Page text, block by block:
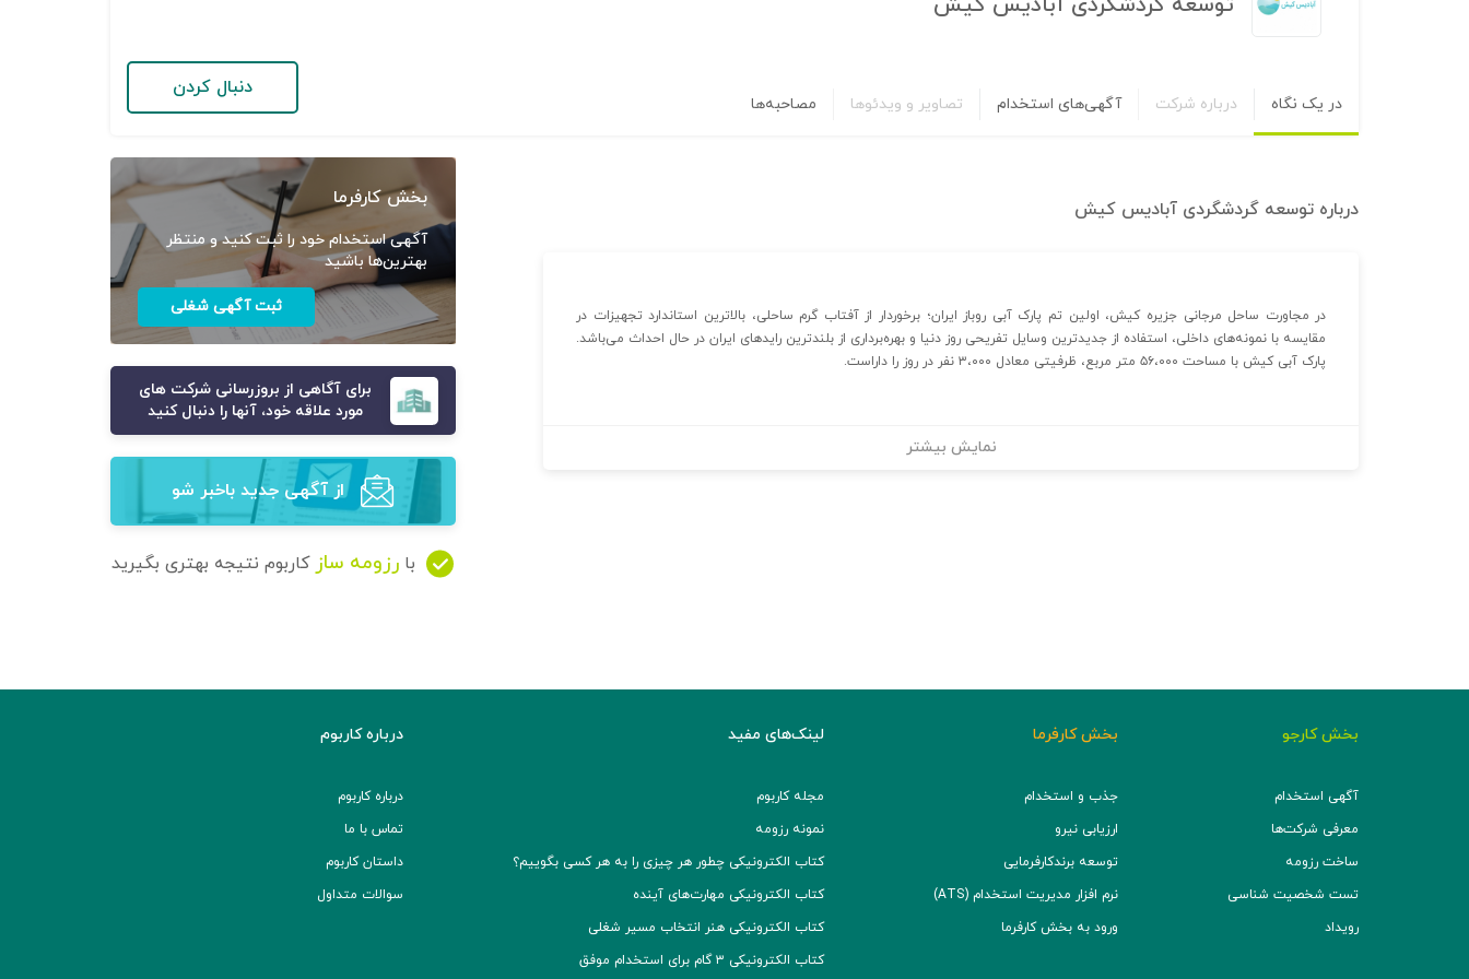
در یک نگاه درباره شرکت آگهی‌های استخدام تصاویر و ویدئوها مصاحبه‌ها
دنبال کردن
درباره توسعه گردشگردی آبادیس کیش
در مجاورت ساحل مرجانی جزیره کیش، اولین تم پارک آبی روباز ایران؛ برخوردار از آفتاب گرم ساحلی، بالاترین استاندارد تجهیزات در
مقایسه با نمونه‌های داخلی، استفاده از جدیدترین وسایل تفریحی روز دنیا و بهره‌برداری از بلندترین رایدهای ایران در حال احداث می‌باشد.
پارک آبی کیش با مساحت ۵۶،۰۰۰ متر مربع، ظرفیتی معادل ۳،۰۰۰ نفر در روز را داراست.
نمایش بیشتر
بخش کارفرما
آگهی استخدام خود را ثبت کنید و منتظر
بهترین‌ها باشید
ثبت آگهی شغلی
برای آگاهی از بروزرسانی شرکت های
مورد علاقه خود، آنها را دنبال کنید
از آگهی‌ جدید باخبر شو
با رزومه ساز کاربوم نتیجه بهتری بگیرید
بخش کارجو
آگهی استخدام
معرفی شرکت‌ها
ساخت رزومه
تست شخصیت شناسی
رویداد
بخش کارفرما
جذب و استخدام
ارزیابی نیرو
توسعه برند‌کارفرمایی
نرم افزار مدیریت استخدام (ATS)
ورود به بخش کارفرما
لینک‌های مفید
مجله کاربوم
نمونه رزومه
کتاب الکترونیکی چطور هر چیزی را به هر کسی بگوییم؟
کتاب الکترونیکی مهارت‌های آینده
کتاب الکترونیکی هنر انتخاب مسیر شغلی
کتاب الکترونیکی ۳ گام برای استخدام موفق
درباره کاربوم
درباره کاربوم
تماس با ما
داستان کاربوم
سوالات متداول